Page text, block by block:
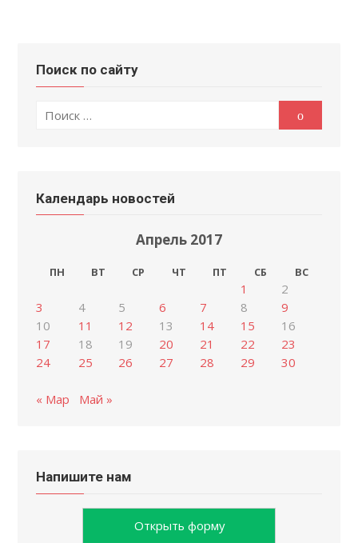
Поиск по сайту
по:
Календарь новостей
Апрель 2017
ПН ВТ СР ЧТ ПТ СБ ВС
1
2
3
4 5 6 7 8
9
10
11 12 13 14 15
16
17
18 19 20 21 22
23
24
25 26 27 28 29 30
« Мар Май »
Напишите нам
Открыть форму